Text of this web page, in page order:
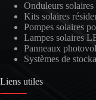
Onduleurs solaires
Kits solaires
Pompes solaires
Lampes solaires
Panneaux
Systèmes de
Liens utiles